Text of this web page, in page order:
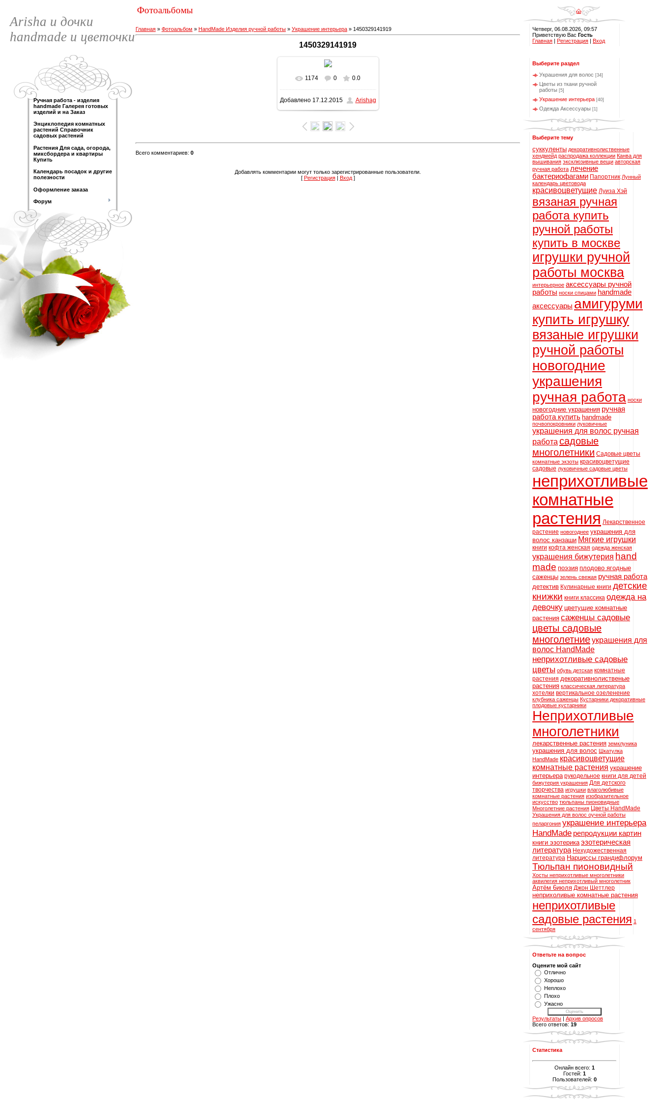
Arisha и дочки
handmade и цветочки
Ручная работа - изделия
handmade Галерея готовых
изделий и на Заказ
Энциклопедия комнатных
растений Справочник
садовых растений
Растения Для сада, огорода,
миксбордера и квартиры
Купить
Календарь посадок и другие
полезности
Оформление заказа
Форум
Фотоальбомы
Главная » Фотоальбом » HandMade Изделия ручной работы » Украшение интерьера » 1450329141919
1450329141919
В реальном размере
1200x1600/ 281.8Kb
1174 0 0.0
Добавлено17.12.2015 Arishag
Всего комментариев: 0
Добавлять комментарии могут только зарегистрированные пользователи.
[ Регистрация| Вход]
Четверг, 06.08.2026, 09:57
Приветствую Вас Гость
Главная | Регистрация | Вход
Выберите раздел
Украшения для волос [34]
Цветы из ткани ручной
работы [5]
Украшение интерьера [40]
Одежда Аксессуары [1]
Выберите тему
суккуленты декоративнолиственные
хендмейд распродажа коллекции Канва для
вышивания эксклюзивные вещи авторская
ручная работа лечение
бактериофагами Папортник Лунный
календарь цветовода
красивоцветущие Луиза Хэй
вязаная ручная
работа купить
ручной работы
купить в москве
игрушки ручной
работы москва
интерьерное аксессуары ручной
работы носки спицами handmade
аксессуары амигуруми
купить игрушку
вязаные игрушки
ручной работы
новогодние
украшения
ручная работа носки
новогодние украшения ручная
работа купить handmade
почвопокровники луковичные
украшения для волос ручная
работа садовые
многолетники Садовые цветы
комнатные экзоты красивоцветущие
садовые луковичные садовые цветы
неприхотливые
комнатные
растения Лекарственное
растение новогоднее украшения для
волос канзаши Мягкие игрушки
книги кофта женская одежда женская
украшения бижутерия hand
made поэзия плодово ягодные
саженцы зелень свежая ручная работа
детектив Кулинарные книги детские
книжки книги классика одежда на
девочку цветущие комнатные
растения саженцы садовые
цветы садовые
многолетниеукрашения для
волос HandMade
неприхотливые садовые
цветы обувь детская комнатные
растения декоративнолиственые
растения классическая литература
хотелки вертикальное озеленение
клубника саженцы Кустарники декоративные
плодовые кустарники
Неприхотливые
многолетники
лекарственные растения земклуника
украшения для волос Шкатулка
HandMade красивоцветущие
комнатные растения украшение
интерьера рукодельное книги для детей
бижутерия украшения Для детского
творчества игрушки влаголюбивые
комнатные растения изобразительное
искусство тюльпаны пионовидные
Многолетние растения Цветы HandMade
Украшения для волос оучной работы
пеларгония украшение интерьера
HandMade репродукции картин
книги эзотерика эзотерическая
литература Нехудожественная
литература Нарциссы грандифлорум
Тюльпан пионовидный
Хосты неприхотливые многолетники
аквилегия неприхотливый многолетник
Артём 6июля Джон Шеттлер
неприхоливые комнатные растения
неприхотливые
садовые растения 1
сентября
Ответьте на вопрос
Оцените мой сайт
Отлично
Хорошо
Неплохо
Плохо
Ужасно
Результаты | Архив опросов
Всего ответов: 19
Статистика
Онлайн всего: 1
Гостей: 1
Пользователей: 0